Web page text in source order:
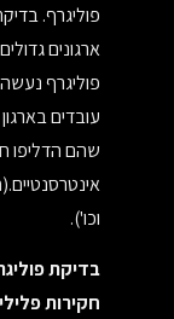
פוליגרף.
ארגונים
פוליגרף
עובדים
שהם הדליפו
וכו').
בדיקת
חקירות